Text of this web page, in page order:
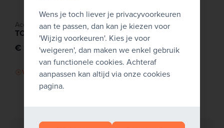
Accessoires
TOETSENBORD - USB BE AZERTY (nieuw)
€ 10,00
Vergelijk dit product
Wens je toch liever je privacyvoorkeuren
aan te passen, dan kan je kiezen voor
'Wijzig voorkeuren'. Kies je voor
'weigeren', dan maken we enkel gebruik
van functionele cookies. Achteraf
aanpassen kan altijd via onze cookies
pagina.